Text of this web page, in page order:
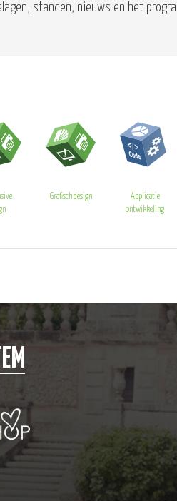
standen, nieuws en het
Grafisch design
Applicatie
ontwikkeling